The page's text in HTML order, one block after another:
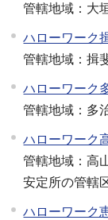
管轄地域：大
ハローワーク
管轄地域：揖
ハローワーク
管轄地域：多
ハローワーク
管轄地域：高
安定所の管轄
ハローワーク